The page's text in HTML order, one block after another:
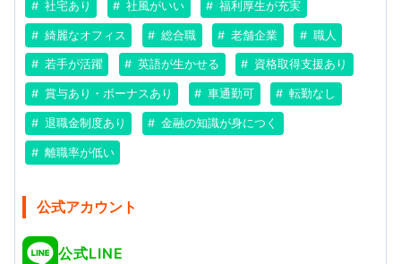
社宅あり 社風がいい 福利厚生が充実
綺麗なオフィス 総合職 老舗企業 職人
若手が活躍 英語が生かせる 資格取得支援あり
賞与あり・ボーナスあり 車通勤可 転勤なし
退職金制度あり 金融の知識が身につく
離職率が低い
公式アカウント
公式LINE